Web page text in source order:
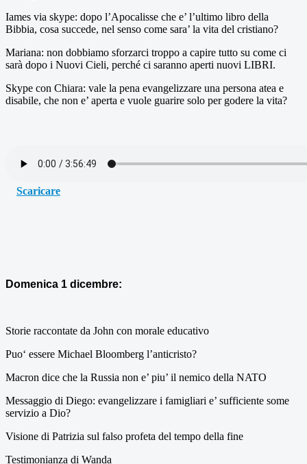
Iames via skype: dopo l’Apocalisse che e’ l’ultimo libro della
Bibbia, cosa succede, nel senso come sara’ la vita del cristiano?
Mariana: non dobbiamo sforzarci troppo a capire tutto su come ci
sarà dopo i Nuovi Cieli, perché ci saranno aperti nuovi LIBRI.
Skype con Chiara: vale la pena evangelizzare una persona atea e
disabile, che non e’ aperta e vuole guarire solo per godere la vita?
Scaricare
Domenica 1 dicembre:
Storie raccontate da John con morale educativo
Puo‘ essere Michael Bloomberg l’anticristo?
Macron dice che la Russia non e’ piu’ il nemico della NATO
Messaggio di Diego: evangelizzare i famigliari e’ sufficiente some
servizio a Dio?
Visione di Patrizia sul falso profeta del tempo della fine
Testimonianza di Wanda